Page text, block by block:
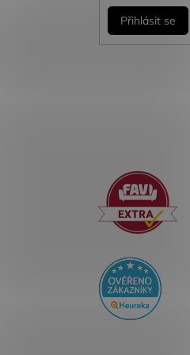
Přihlásit se